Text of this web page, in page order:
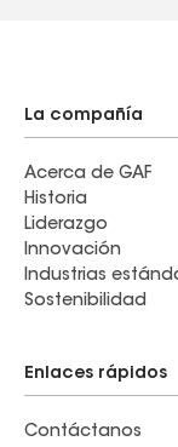
La compañía
Acerca de GAF
Historia
Liderazgo
Innovación
Industrias
Sostenibilidad
Enlaces rápidos
Contáctanos